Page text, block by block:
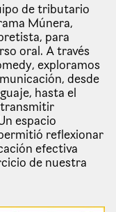
de tributario
Múnera,
para
oral. A través
exploramos
desde
hasta el
espacio
reflexionar
efectiva
de nuestra